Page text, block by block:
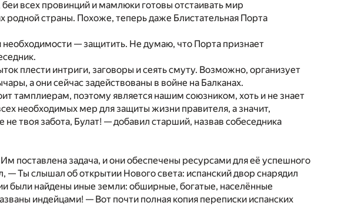
всех провинций и мамлюки готовы отстаивать мир
родной страны. Похоже, теперь даже Блистательная Порта
— защитить. Не думаю, что Порта признает
плести интриги, заговоры и сеять смуту. Возможно, организует
а они сейчас задействованы в войне на Балканах.
тамплиерам, поэтому является нашим союзником, хоть и не знает
необходимых мер для защиты жизни правителя, а значит,
твоя забота, Булат! — добавил старший, назвав собеседника
поставлена задача, и они обеспечены ресурсами для её успешного
Ты слышал об открытии Нового света: испанский двор снарядил
были найдены иные земли: обширные, богатые, населённые
индейцами! — Вот почти полная копия переписки испанских